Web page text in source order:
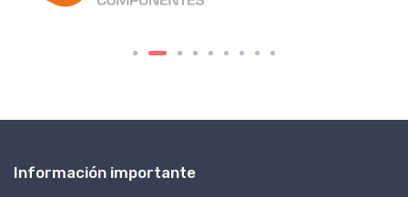
Información importante